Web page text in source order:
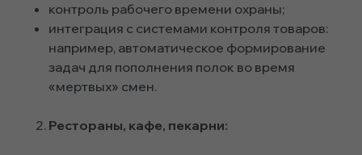
контроль рабочего времени охраны;
интеграция с системами контроля товаров:
например, автоматическое формирование
задач для пополнения полок во время
«мертвых» смен.
Рестораны, кафе, пекарни: